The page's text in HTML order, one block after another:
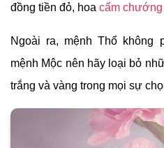
đồng tiền đỏ, hoa cẩm chướng
Ngoài ra, mệnh Thổ không
mệnh Mộc nên hãy loại bỏ
trắng và vàng trong mọi sự